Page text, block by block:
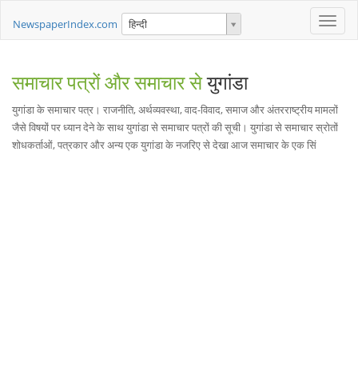
Toggle
NewspaperIndex.com हिन्दी
समाचार पत्रों और समाचार सेयुगांडा
युगांडा के समाचार पत्र। राजनीति, अर्थव्यवस्था, वाद-विवाद, समाज और अंतरराष्ट्रीय मामलों
जैसे विषयों पर ध्यान देने के साथ युगांडा से समाचार पत्रों की सूची। युगांडा से समाचार स्रोतों
शोधकर्ताओं, पत्रकार और अन्य एक युगांडा के नजरिए से देखा आज समाचार के एक सिं